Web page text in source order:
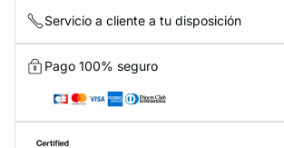
Servicio a cliente a tu disposición
Pago 100% seguro